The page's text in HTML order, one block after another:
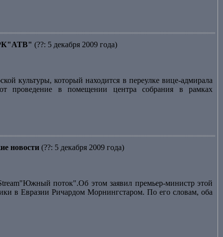
(??: 5 декабря 2009 года)
культуры, который находится в переулке вице-адмирала
проведение в помещении центра собрания в рамках
новости (??: 5 декабря 2009 года)
поток".Об этом заявил премьер-министр этой
в Евразии Ричардом Морнингстаром. По его словам, оба